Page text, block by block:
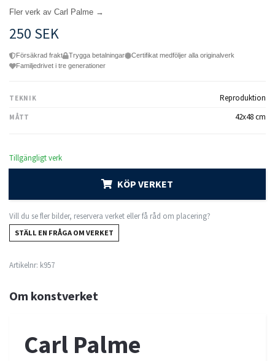
Fler verk av Carl Palme →
250 SEK
Försäkrad frakt Trygga betalningar
Certifikat medföljer alla originalverk
Familjedrivet i tre generationer
TEKNIK Reproduktion
MÅTT 42x48 cm
Tillgängligt verk
KÖP VERKET
Vill du se fler bilder, reservera verket eller få råd om placering?
STÄLL EN FRÅGA OM VERKET
Artikelnr: k957
Om konstverket
Carl Palme